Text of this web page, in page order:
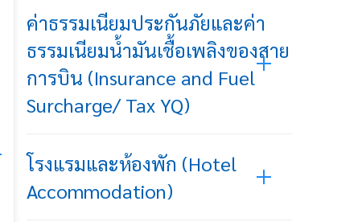
ค่าธรรมเนียมประกันภัยและค่า
ธรรมเนียมน้ำมันเชื้อเพลิงของสาย
การบิน (Insurance and Fuel
Surcharge/ Tax YQ)
โรงแรมและห้องพัก (Hotel
Accommodation)